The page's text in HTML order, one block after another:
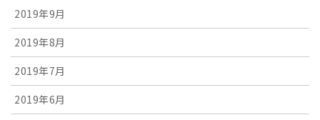
2019年9月
2019年8月
2019年7月
2019年6月